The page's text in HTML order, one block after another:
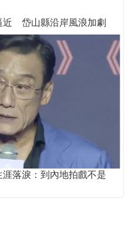
近 岱山縣沿岸風浪加劇
涯落淚：到內地拍戲不是